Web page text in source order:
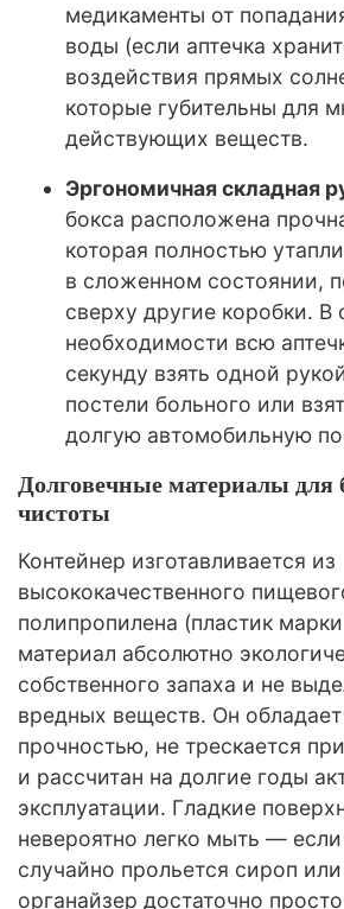
медикаменты от
воды (если аптечка
воздействия прямых
которые губительны для
действующих веществ.
Эргономичная складная
бокса расположена
которая полностью
в сложенном состоянии,
сверху другие коробки. В
необходимости всю
секунду взять одной
постели больного или
долгую автомобильную
Долговечные материалы для
чистоты
Контейнер изготавливается из
высококачественного
полипропилена (пластик
материал абсолютно
собственного запаха и не
вредных веществ. Он
прочностью, не трескается
и рассчитан на долгие годы
эксплуатации. Гладкие
невероятно легко мыть —
случайно прольется сироп или
органайзер достаточно